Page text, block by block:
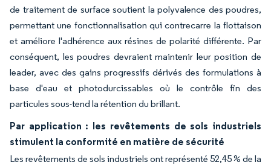
de traitement de surface soutient la polyvalence des poudres,
permettant une fonctionnalisation qui contrecarre la flottaison
et améliore l'adhérence aux résines de polarité différente. Par
conséquent, les poudres devraient maintenir leur position de
leader, avec des gains progressifs dérivés des formulations à
base d'eau et photodurcissables où le contrôle fin des
particules sous-tend la rétention du brillant.
Par application : les revêtements de sols industriels
stimulent la conformité en matière de sécurité
Les revêtements de sols industriels ont représenté 52,45 % de la